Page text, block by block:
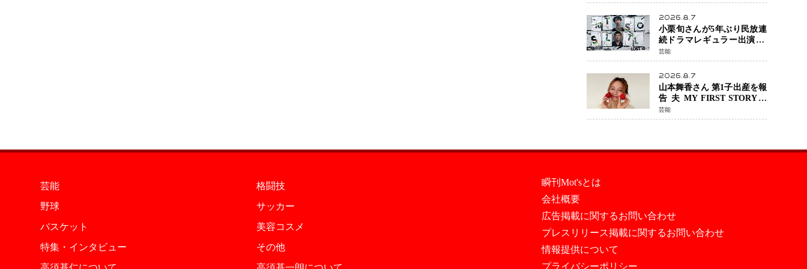
年へ向け1年間で全作品を順
次公開
2026.8.7
小栗旬さんが5年ぶり民放連
続ドラマレギュラー出演 横
浜流星さんと初共演
『LOST10』で異色バディ結
成
芸能
2026.8.7
山本舞香さん 第1子出産を報
告 夫 MY FIRST STORYの
Hiroさんとの新たな家族生
活「母子ともに健康」
芸能
芸能
格闘技
野球
サッカー
バスケット
美容コスメ
特集・インタビュー
その他
瞬刊Mot'sとは
会社概要
広告掲載に関するお問い合わせ
プレスリリース掲載に関するお問い合わせ
情報提供について
プライバシーポリシー